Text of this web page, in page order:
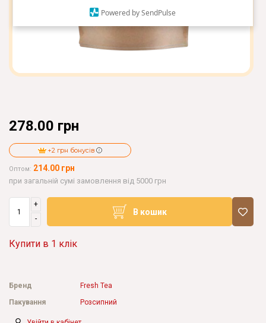
Powered by SendPulse
278.00 грн
+2 грн бонусів
Оптом: 214.00 грн
при загальній сумі замовлення від 5000 грн
+
-
В кошик
Купити в 1 клік
Бренд
Fresh Tea
Пакування
Розсипний